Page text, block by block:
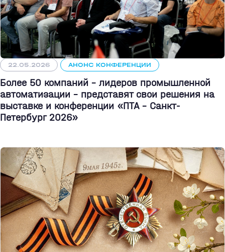
22.05.2026 АНОНС КОНФЕРЕНЦИИ
Более 50 компаний - лидеров промышленной
автоматизации - представят свои решения на
выставке и конференции «ПТА – Санкт-
Петербург 2026»